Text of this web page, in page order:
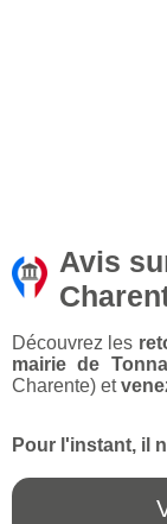
Avis
Découvrez les
mairie de
Charente) et
Pour l'instant, il